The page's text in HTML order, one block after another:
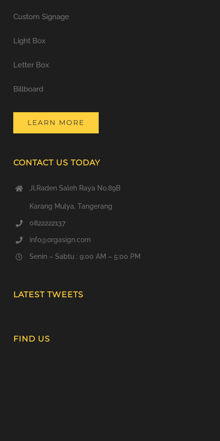
Custom Signage
Light Box
Letter Box
Billboard
LEARN MORE
LATEST TWEETS
CONTACT US TODAY
Jl.Raden Saleh Raya No.89B
Karang Mulya, Tangerang
0822222137
info@orgasign.com
Senin – Sabtu : 9:00 AM – 5:00 PM
FIND US